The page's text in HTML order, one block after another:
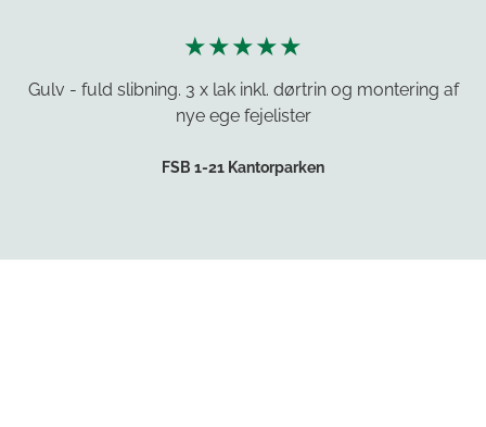
★★★★★
Gulv - fuld slibning. 3 x lak inkl. dørtrin og montering af
nye ege fejelister
FSB 1-21 Kantorparken